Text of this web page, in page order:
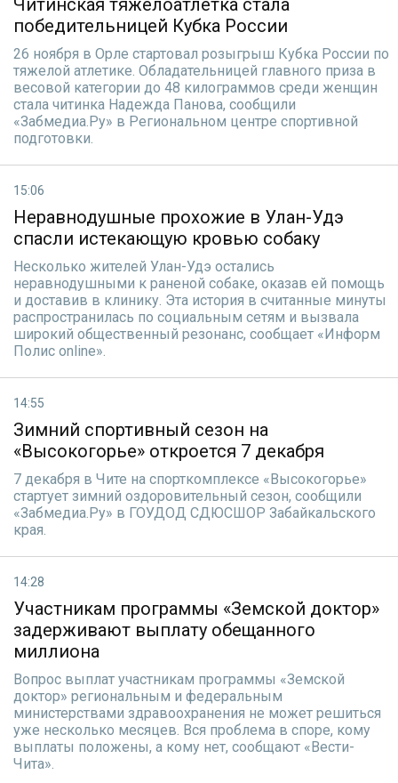
Читинская тяжелоатлетка стала
победительницей Кубка России
26 ноября в Орле стартовал розыгрыш Кубка России по
тяжелой атлетике. Обладательницей главного приза в
весовой категории до 48 килограммов среди женщин
стала читинка Надежда Панова, сообщили
«Забмедиа.Ру» в Региональном центре спортивной
подготовки.
15:06
Неравнодушные прохожие в Улан-Удэ
спасли истекающую кровью собаку
Несколько жителей Улан-Удэ остались
неравнодушными к раненой собаке, оказав ей помощь
и доставив в клинику. Эта история в считанные минуты
распространилась по социальным сетям и вызвала
широкий общественный резонанс, сообщает «Информ
Полис оnline».
14:55
Зимний спортивный сезон на
«Высокогорье» откроется 7 декабря
7 декабря в Чите на спорткомплексе «Высокогорье»
стартует зимний оздоровительный сезон, сообщили
«Забмедиа.Ру» в ГОУДОД СДЮСШОР Забайкальского
края.
14:28
Участникам программы «Земской доктор»
задерживают выплату обещанного
миллиона
Вопрос выплат участникам программы «Земской
доктор» региональным и федеральным
министерствами здравоохранения не может решиться
уже несколько месяцев. Вся проблема в споре, кому
выплаты положены, а кому нет, сообщают «Вести-
Чита».